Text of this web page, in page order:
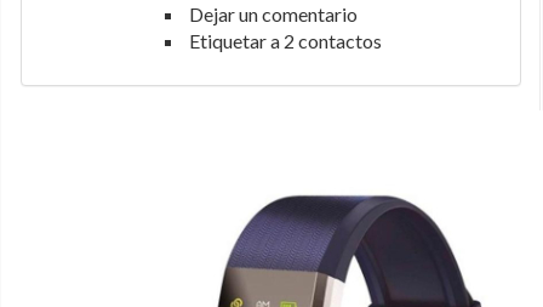
Dejar un comentario
Etiquetar a 2 contactos